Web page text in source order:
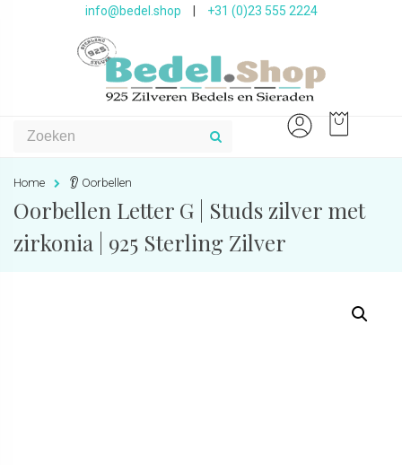
info@bedel.shop +31 (0)23 555 2224
Home 👂 Oorbellen
Oorbellen Letter G | Studs zilver met
zirkonia | 925 Sterling Zilver